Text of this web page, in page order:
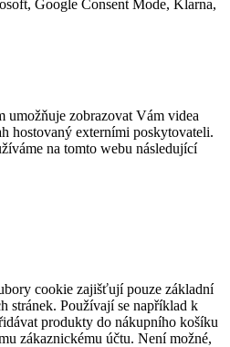
Google Consent Mode, Klarna,
umožňuje zobrazovat Vám videa
hostovaný externími poskytovateli.
na tomto webu následující
cookie zajišťují pouze základní
stránek. Používají se například k
produkty do nákupního košíku
zákaznickému účtu. Není možné,